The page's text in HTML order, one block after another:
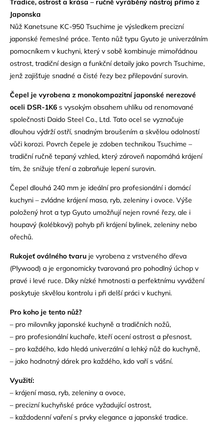
Japonska
Nůž Kanetsune KC-950 Tsuchime je výsledkem precizní
japonské řemeslné práce. Tento nůž typu Gyuto je univerzálním
pomocníkem v kuchyni, který v sobě kombinuje mimořádnou
ostrost, tradiční design a funkční detaily jako povrch Tsuchime,
jenž zajišťuje snadné a čisté řezy bez přilepování surovin.
Čepel je vyrobena z monokompozitní japonské nerezové
oceli DSR-1K6 s vysokým obsahem uhlíku od renomované
společnosti Daido Steel Co., Ltd. Tato ocel se vyznačuje
dlouhou výdrží ostří, snadným broušením a skvělou odolností
vůči korozi. Povrch čepele je zdoben technikou Tsuchime –
tradiční ručně tepaný vzhled, který zároveň napomáhá krájení
tím, že snižuje tření a zabraňuje lepení surovin.
Čepel dlouhá 240 mm je ideální pro profesionální i domácí
kuchyni – zvládne krájení masa, ryb, zeleniny i ovoce. Výše
položený hrot a typ Gyuto umožňují nejen rovné řezy, ale i
houpavý (kolébkový) pohyb při krájení bylinek, zeleniny nebo
ořechů.
Rukojeť oválného tvaru je vyrobena z vrstveného dřeva
(Plywood) a je ergonomicky tvarovaná pro pohodlný úchop v
pravé i levé ruce. Díky nízké hmotnosti a perfektnímu vyvážení
poskytuje skvělou kontrolu i při delší práci v kuchyni.
Pro koho je tento nůž?
– pro milovníky japonské kuchyně a tradičních nožů,
– pro profesionální kuchaře, kteří ocení ostrost a přesnost,
– pro každého, kdo hledá univerzální a lehký nůž do kuchyně,
– jako hodnotný dárek pro každého, kdo vaří s vášní.
Využití:
– krájení masa, ryb, zeleniny a ovoce,
– precizní kuchyňské práce vyžadující ostrost,
– každodenní vaření s prvky elegance a japonské tradice.